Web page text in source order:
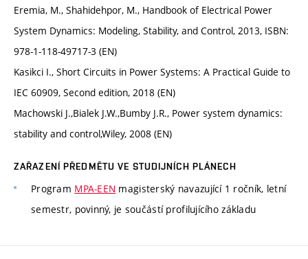
Eremia, M., Shahidehpor, M., Handbook of Electrical Power
System Dynamics: Modeling, Stability, and Control, 2013, ISBN:
978-1-118-49717-3 (EN)
Kasikci I., Short Circuits in Power Systems: A Practical Guide to
IEC 60909, Second edition, 2018 (EN)
Machowski J.,Bialek J.W.,Bumby J.R., Power system dynamics:
stability and control,Wiley, 2008 (EN)
ZAŘAZENÍ PŘEDMĚTU VE STUDIJNÍCH PLÁNECH
Program MPA-EEN magisterský navazující 1 ročník, letní
semestr, povinný, je součástí profilujícího základu